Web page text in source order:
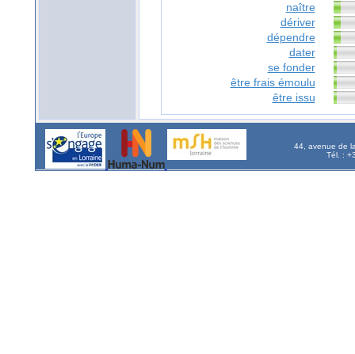
naître
dériver
dépendre
dater
se fonder
être frais émoulu
être issu
44, avenue de
Tél. :